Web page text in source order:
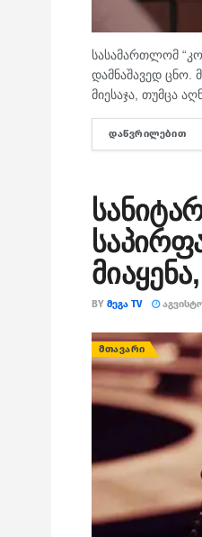
სასამართლომ
დამნაშავედ ცნო.
მიესაჯა, თუმცა
ᲓᲐᲬᲕᲠᲘᲚᲔᲑᲘᲗ
BY ᲛᲔᲒᲐ TV
ᲛᲗᲐᲕᲐᲠᲘ